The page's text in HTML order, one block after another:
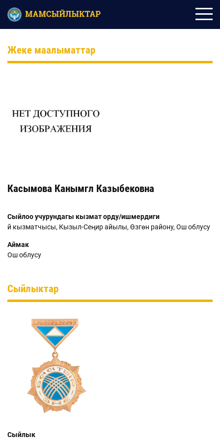
Жеке маалыматтар
Касымова Канымгүл Казыбековна
Сыйлоо учурундагы кызмат орду/ишмердиги
үй кызматчысы, Кызыл-Сеңир айылы, Өзгөн району, Ош облусу
Аймак
Ош облусу
Сыйлыктар
Сыйлык